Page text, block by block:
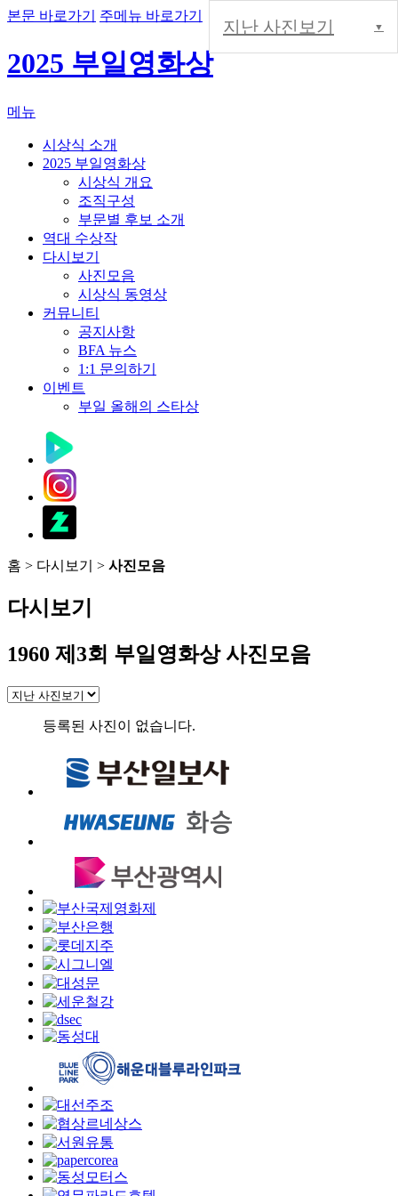
본문 바로가기 주메뉴 바로가기
2025 부일영화상
메뉴
시상식 소개
2025 부일영화상
시상식 개요
조직구성
부문별 후보 소개
역대 수상작
다시보기
사진모음
시상식 동영상
커뮤니티
공지사항
BFA 뉴스
1:1 문의하기
이벤트
부일 올해의 스타상
홈 > 다시보기 > 사진모음
다시보기
1960 제3회 부일영화상 사진모음
지난 사진보기
등록된 사진이 없습니다.